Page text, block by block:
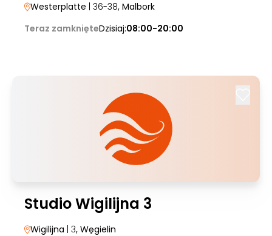
Westerplatte | 36-38, Malbork
Teraz zamknięteDzisiaj:08:00-20:00
Studio Wigilijna 3
Wigilijna | 3, Węgielin